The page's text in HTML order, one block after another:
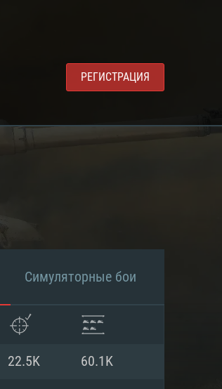
РЕГИСТРАЦИЯ
Симуляторные бои
22.5K 60.1K